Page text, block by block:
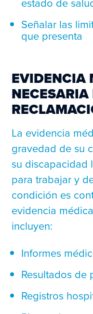
Señalar las
que presenta
EVIDENCIA
La evidencia
gravedad de su
su discapacidad
para trabajar y
condición es
evidencia
incluyen:
Informes
Resultados de
Registros